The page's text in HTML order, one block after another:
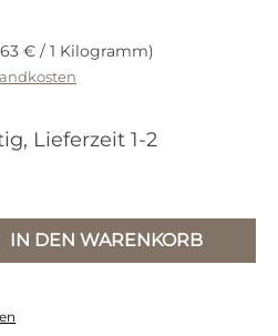
€ / 1 Kilogramm)
Lieferzeit 1-2
Gib den
IN DEN WARENKORB